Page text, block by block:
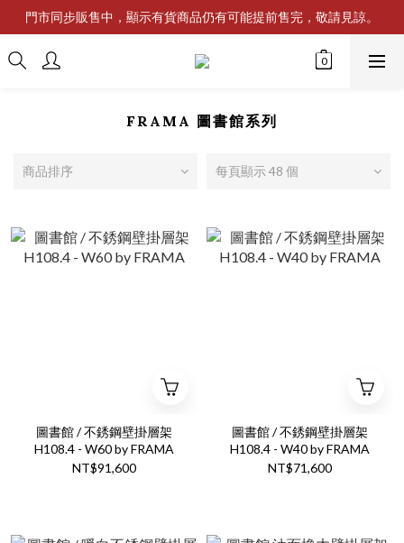
門市同步販售中，顯示有貨商品仍有可能提前售完，敬請見諒。
FRAMA 圖書館系列
商品排序 每頁顯示 48 個
圖書館 / 不銹鋼壁掛層架
H108.4 - W60 by FRAMA
NT$91,600
圖書館 / 不銹鋼壁掛層架
H108.4 - W40 by FRAMA
NT$71,600